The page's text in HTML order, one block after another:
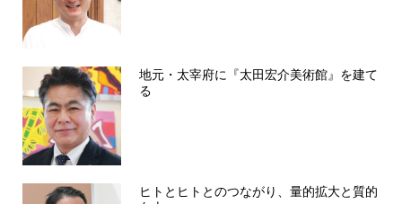
地元・太宰府に『太田宏介美術館』を建て
る
ヒトとヒトとのつながり、量的拡大と質的